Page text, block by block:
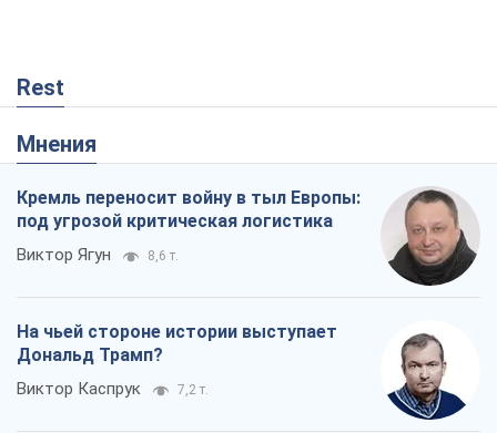
Rest
Мнения
Кремль переносит войну в тыл Европы:
под угрозой критическая логистика
Виктор Ягун 8,6 т.
На чьей стороне истории выступает
Дональд Трамп?
Виктор Каспрук 7,2 т.